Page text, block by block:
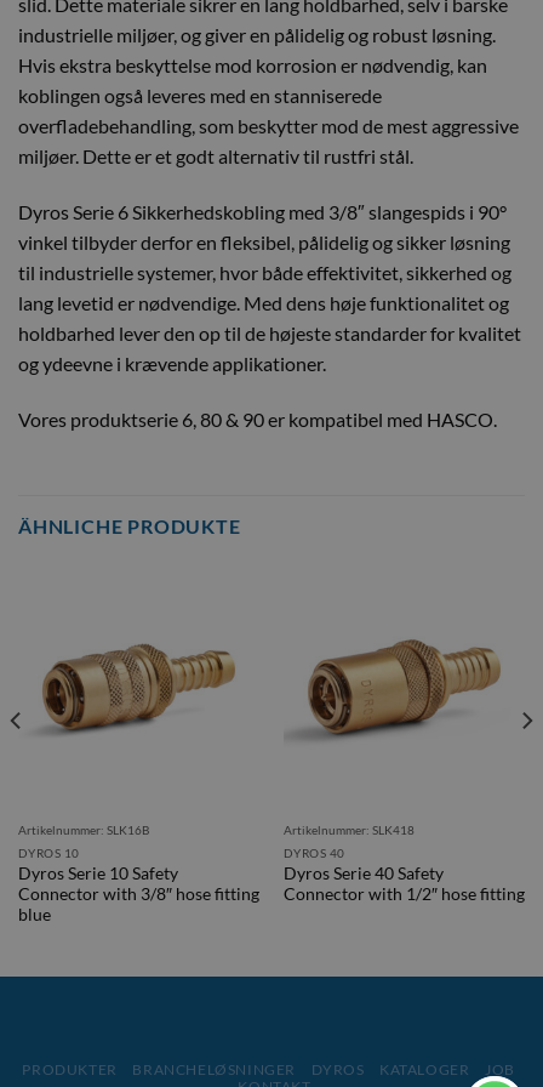
industrielle miljøer, og giver en pålidelig og robust løsning.
Hvis ekstra beskyttelse mod korrosion er nødvendig, kan
koblingen også leveres med en stanniserede
overfladebehandling, som beskytter mod de mest aggressive
miljøer. Dette er et godt alternativ til rustfri stål.
Dyros Serie 6 Sikkerhedskobling med 3/8″ slangespids i 90°
vinkel tilbyder derfor en fleksibel, pålidelig og sikker løsning
til industrielle systemer, hvor både effektivitet, sikkerhed og
lang levetid er nødvendige. Med dens høje funktionalitet og
holdbarhed lever den op til de højeste standarder for kvalitet
og ydeevne i krævende applikationer.
Vores produktserie 6, 80 & 90 er kompatibel med HASCO.
ÄHNLICHE PRODUKTE
Artikelnummer: SLK16B
DYROS 10
Dyros Serie 10 Safety
Connector with 3/8″ hose fitting
blue
Artikelnummer: SLK418
DYROS 40
Dyros Serie 40 Safety
Connector with 1/2″ hose fitting
PRODUKTER BRANCHELØSNINGER DYROS KATALOGER
JOB